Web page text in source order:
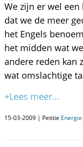
We zijn er wel
dat we de meer
het Engels
het midden wat
andere reden kan
wat omslachtige
+Lees meer...
15-03-2009 | Petitie